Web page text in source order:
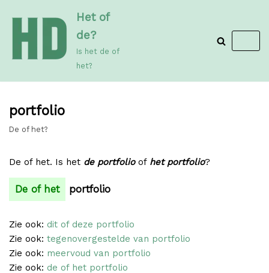
de
inhoud
Het of
de?
Is het de of
het?
portfolio
De of het?
De of het. Is het de portfolioof het portfolio?
De of het portfolio
Zie ook: dit of deze portfolio
Zie ook: tegenovergestelde van portfolio
Zie ook: meervoud van portfolio
Zie ook: de of het portfolio